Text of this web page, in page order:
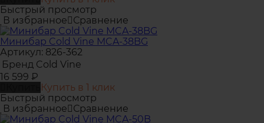
Быстрый просмотр
В избранное
Сравнение
Минибар Cold Vine MCA-38BG
Артикул: 826-362
Бренд Cold Vine
16 599 ₽
Купить в 1 клик
Быстрый просмотр
В избранное
Сравнение